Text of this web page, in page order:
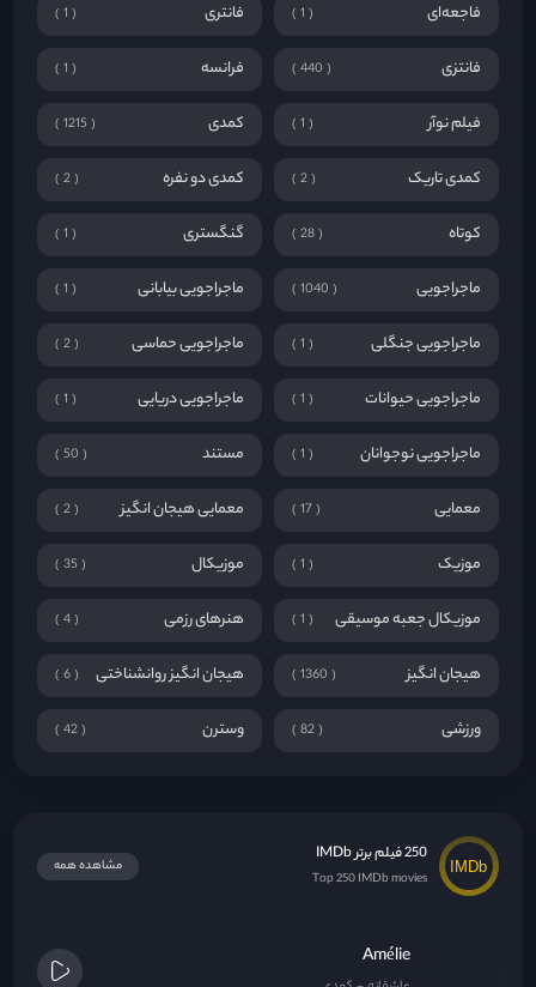
فاجعه‌ای 1 فانتری 1
فانتزی 440 فرانسه 1
فیلم نوآر 1 کمدی 1215
کمدی تاریک 2 کمدی دو نفره 2
کوتاه 28 گنگستری 1
ماجراجویی 1040 ماجراجویی بیابانی 1
ماجراجویی جنگلی 1 ماجراجویی حماسی 2
ماجراجویی حیوانات 1 ماجراجویی دریایی 1
ماجراجویی نوجوانان 1 مستند 50
معمایی 17 معمایی هیجان انگیز 2
موزیک 1 موزیکال 35
موزیکال جعبه موسیقی 1 هنرهای رزمی 4
هیجان انگیز 1360 هیجان انگیز روانشناختی 6
ورزشی 82 وسترن 42
250 فیلم برتر IMDb
Top 250 IMDb movies
مشاهده همه
Amélie